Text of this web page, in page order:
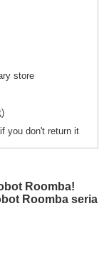
store
)
you don't return it
Roomba!
Roomba seria